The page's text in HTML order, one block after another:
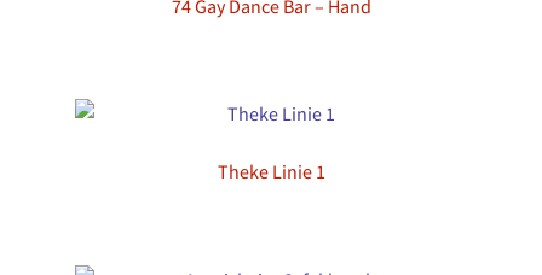
74 Gay Dance Bar – Hand
Theke Linie 1